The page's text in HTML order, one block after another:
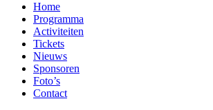
Home
Programma
Activiteiten
Tickets
Nieuws
Sponsoren
Foto’s
Contact